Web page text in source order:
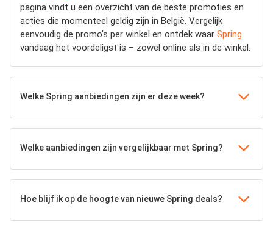
pagina vindt u een overzicht van de beste promoties en
acties die momenteel geldig zijn in België. Vergelijk
eenvoudig de promo’s per winkel en ontdek waar Spring
vandaag het voordeligst is – zowel online als in de winkel.
Welke Spring aanbiedingen zijn er deze week?
Welke aanbiedingen zijn vergelijkbaar met Spring?
Hoe blijf ik op de hoogte van nieuwe Spring deals?